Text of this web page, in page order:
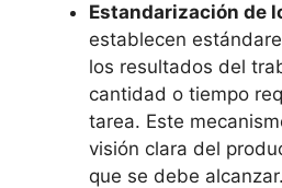
Estandarización de
establecen
los resultados del
cantidad o tiempo
tarea. Este
visión clara del
que se debe alcanzar.